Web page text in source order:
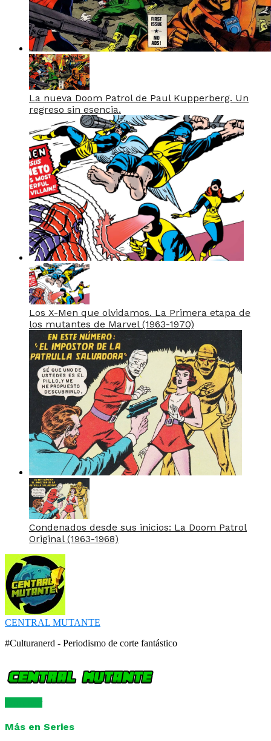
La nueva Doom Patrol de Paul Kupperberg. Un
regreso sin esencia.
Los X-Men que olvidamos. La Primera etapa de
los mutantes de Marvel (1963-1970)
Condenados desde sus inicios: La Doom Patrol
Original (1963-1968)
CENTRAL MUTANTE
#Culturanerd - Periodismo de corte fantástico
Más en Series